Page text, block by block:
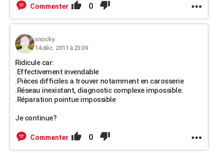
Commenter 0
snocky.
14 déc. 2011 à 23:09
Ridicule car:
.Effectivement invendable
.Pièces difficiles a trouver notamment en carosserie
.Réseau inexistant, diagnostic complexe impossible.
.Réparation pointue impossible
Je continue?
Commenter 0